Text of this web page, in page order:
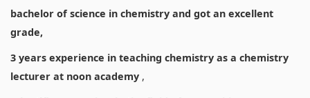
bachelor of science in chemistry and got an excellent
grade,
3 years experience in teaching chemistry as a chemistry
lecturer at noon academy ,